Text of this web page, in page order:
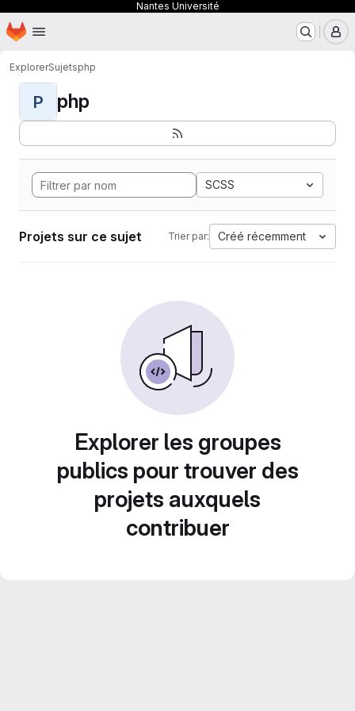
Nantes Université
Passer au contenu principal
Page d'accueil
ExplorerSujetsphp
P php
SCSS
Projets sur ce sujet Trier par: Créé récemment
Explorer les groupes
publics pour trouver des
projets auxquels
contribuer